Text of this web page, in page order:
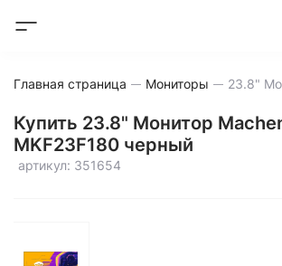
Главная страница Мониторы
Купить 23.8" Монитор
MKF23F180 черный
артикул: 351654